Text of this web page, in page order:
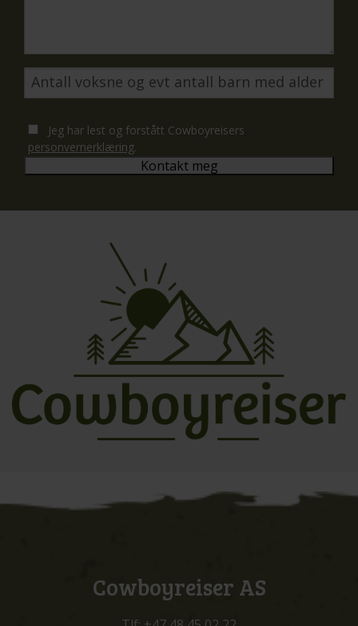
Jeg har lest og forstått Cowboyreisers
personvernerklæring.
Cowboyreiser AS